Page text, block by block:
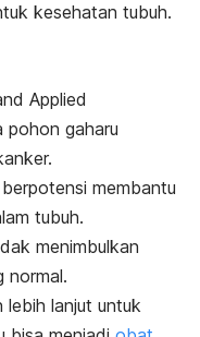
kesehatan tubuh.
Applied
pohon gaharu
membantu
tubuh.
menimbulkan
normal.
lebih lanjut untuk